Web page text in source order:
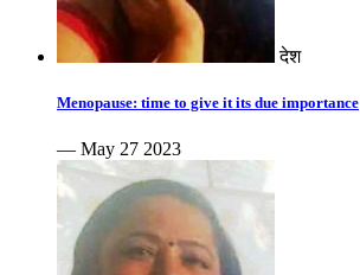
देश
Menopause: time to give it its due importance
— May 27 2023